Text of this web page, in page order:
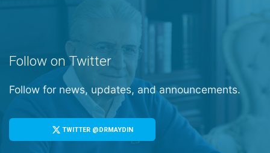
Follow on Twitter
Follow for news, updates, and announcements.
TWITTER @DRMAYDIN